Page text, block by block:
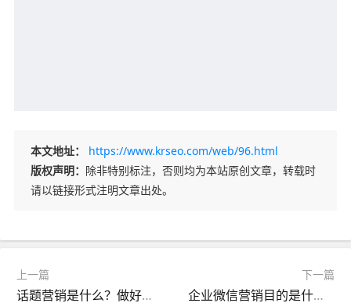
本文地址：
https://www.krseo.com/web/96.html
版权声明： 除非特别标注，否则均为本站原创文章，转载时
请以链接形式注明文章出处。
上一篇
话题营销是什么？做好话题营销基本要素有哪些？
下一篇
企业微信营销目的是什么？如何做好微信营销推广？